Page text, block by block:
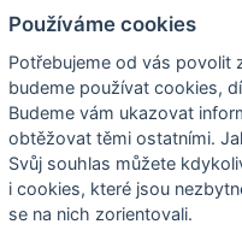
Používáme cookies
Potřebujeme od vás povolit
budeme používat cookies,
Budeme vám ukazovat
obtěžovat těmi ostatními.
Svůj souhlas můžete
i cookies, které jsou
se na nich zorientovali.